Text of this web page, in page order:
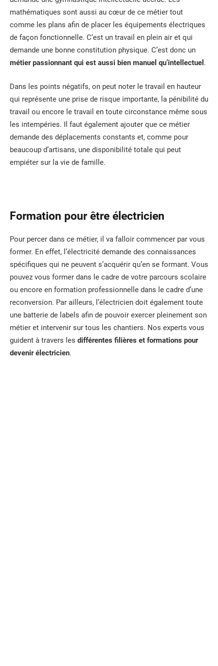
mathématiques sont aussi au cœur de ce métier tout
comme les plans afin de placer les équipements électriques
de façon fonctionnelle. C’est un travail en plein air et qui
demande une bonne constitution physique. C’est donc un
métier passionnant qui est aussi bien manuel qu’intellectuel .
Dans les points négatifs, on peut noter le travail en hauteur
qui représente une prise de risque importante, la pénibilité du
travail ou encore le travail en toute circonstance même sous
les intempéries. Il faut également ajouter que ce métier
demande des déplacements constants et, comme pour
beaucoup d’artisans, une disponibilité totale qui peut
empiéter sur la vie de famille.
Formation pour être électricien
Pour percer dans ce métier, il va falloir commencer par vous
former. En effet, l’électricité demande des connaissances
spécifiques qui ne peuvent s’acquérir qu’en se formant. Vous
pouvez vous former dans le cadre de votre parcours scolaire
ou encore en formation professionnelle dans le cadre d’une
reconversion. Par ailleurs, l’électricien doit également toute
une batterie de labels afin de pouvoir exercer pleinement son
métier et intervenir sur tous les chantiers. Nos experts vous
guident à travers les différentes filières et formations pour
devenir électricien.